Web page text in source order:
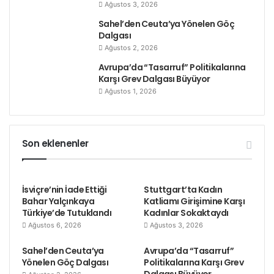
baskılarla karşı karşıya olduğu vurgulandı. Bu
çerçevede Doruk Madencilik işçilerinin Eskişehir’den
Ankara’ya yürüyüşü sırasında polis müdahalesine
uğraması, “devlet-sermaye işbirliğinin en görünür
örneklerinden biri” olarak aktarıldı.
yerel bir sorun olarak görülmemesi gerektiğini
saldırıların farklı biçimlerde sürdüğünü, bu nedenle
zorunlu olduğunu ifade etti. İsviçre’deki sendikalar,
demokratik kurumlar, kadın örgütleri, gençlik yapıları
ve ilerici kamuoyu “Faşist Türk devletinin emekçilere
yönelik baskılarına karşı ses yükseltmeye” çağrıldı.
Açıklama “Gözaltına alınanlar derhal serbest
Ağustos 3, 2026
Sahel’den Ceuta’ya Yönelen Göç
Dalgası
Ağustos 2, 2026
Avrupa’da “Tasarruf” Politikalarına
Karşı Grev Dalgası Büyüyor
Ağustos 1, 2026
Son eklenenler
İsviçre’nin İade Ettiği
Bahar Yalçınkaya
Türkiye’de Tutuklandı
Ağustos 6, 2026
Stuttgart’ta Kadın
Katliamı Girişimine Karşı
Kadınlar Sokaktaydı
Ağustos 3, 2026
Sahel’den Ceuta’ya
Yönelen Göç Dalgası
Avrupa’da “Tasarruf”
Politikalarına Karşı Grev